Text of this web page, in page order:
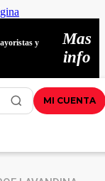
y
Mas
info
MI CUENTA